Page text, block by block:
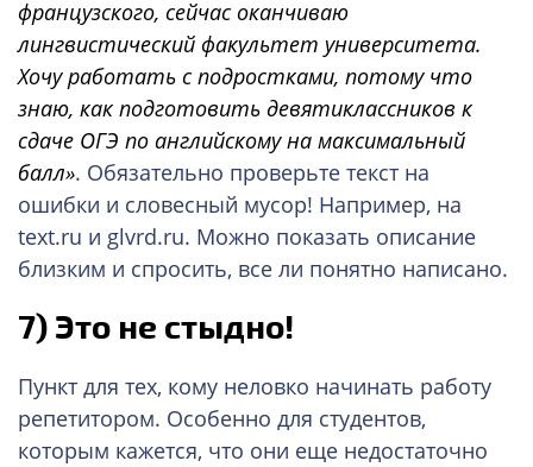
французского, сейчас оканчиваю
лингвистический факультет университета.
Хочу работать с подростками, потому что
знаю, как подготовить девятиклассников к
сдаче ОГЭ по английскому на максимальный
балл». Обязательно проверьте текст на
ошибки и словесный мусор! Например, на
text.ru и glvrd.ru. Можно показать описание
близким и спросить, все ли понятно написано.
7) Это не стыдно!
Пункт для тех, кому неловко начинать работу
репетитором. Особенно для студентов,
которым кажется, что они еще недостаточно